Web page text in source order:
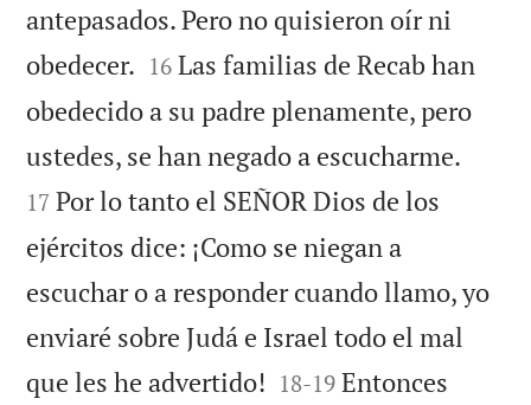
antepasados. Pero no quisieron oír ni
obedecer. 

16 Las familias de Recab han
obedecido a su padre plenamente, pero
ustedes, se han negado a escucharme.
17 Por lo tanto el SEÑOR Dios de los
ejércitos dice: ¡Como se niegan a
escuchar o a responder cuando llamo, yo
enviaré sobre Judá e Israel todo el mal
que les he advertido! 

18-19 Entonces